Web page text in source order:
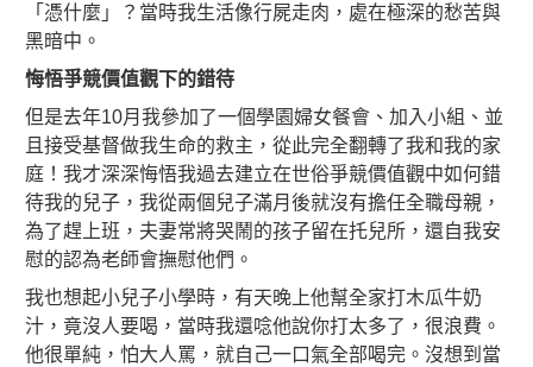
「憑什麼」？當時我生活像行屍走肉，處在極深的愁苦與
黑暗中。
悔悟爭競價值觀下的錯待
但是去年10月我參加了一個學園婦女餐會、加入小組、並
且接受基督做我生命的救主，從此完全翻轉了我和我的家
庭！我才深深悔悟我過去建立在世俗爭競價值觀中如何錯
待我的兒子，我從兩個兒子滿月後就沒有擔任全職母親，
為了趕上班，夫妻常將哭鬧的孩子留在托兒所，還自我安
慰的認為老師會撫慰他們。
我也想起小兒子小學時，有天晚上他幫全家打木瓜牛奶
汁，竟沒人要喝，當時我還唸他說你打太多了，很浪費。
他很單純，怕大人罵，就自己一口氣全部喝完。沒想到當